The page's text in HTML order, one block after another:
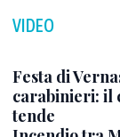
VIDEO
Festa di
carabinieri: il
tende